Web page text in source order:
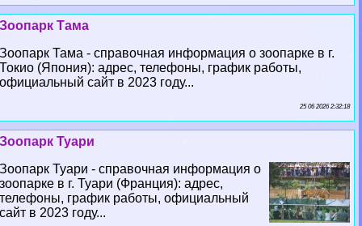
Зоопарк Тама
Зоопарк Тама - справочная информация о зоопарке в г.
Токио (Япония): адрес, телефоны, график работы,
официальный сайт в 2023 году...
25 06 2026 2:32:18
Зоопарк Туари
Зоопарк Туари - справочная информация о
зоопарке в г. Туари (Франция): адрес,
телефоны, график работы, официальный
сайт в 2023 году...